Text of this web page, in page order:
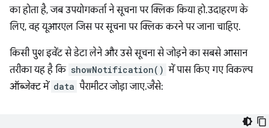
का होता है, जब उपयोगकर्ता ने सूचना पर क्लिक किया हो. उदाहरण के
लिए, वह यूआरएल जिस पर सूचना पर क्लिक करने पर जाना चाहिए.
किसी पुश इवेंट से डेटा लेने और उसे सूचना से जोड़ने का सबसे आसान
तरीका यह है कि showNotification() में पास किए गए विकल्प
ऑब्जेक्ट में data पैरामीटर जोड़ा जाए. जैसे: